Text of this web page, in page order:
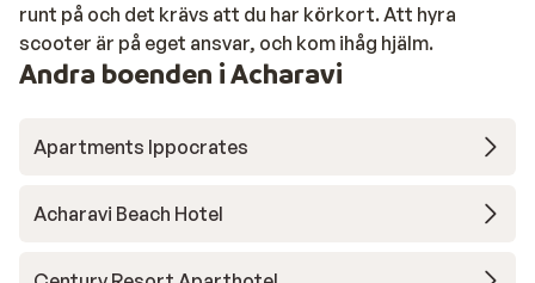
runt på och det krävs att du har körkort. Att hyra
scooter är på eget ansvar, och kom ihåg hjälm.
Andra boenden i Acharavi
Apartments Ippocrates
Acharavi Beach Hotel